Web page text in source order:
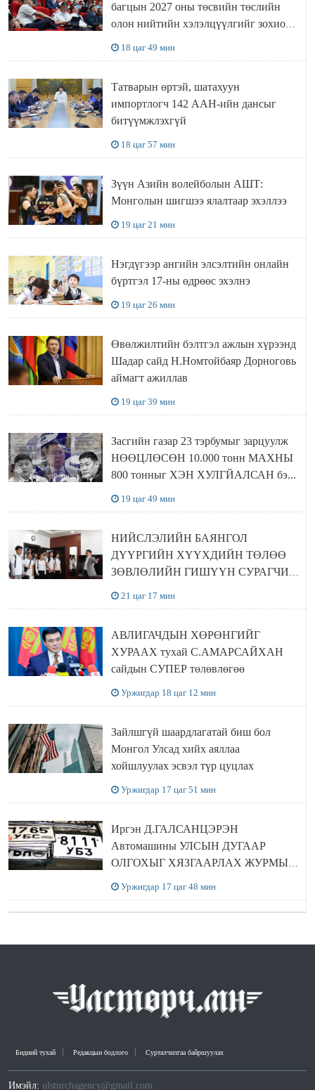
багцын 2027 оны төсвийн төслийн
олон нийтийн хэлэлцүүлгийг зохион
18 цаг 49 мин
Татварын өртэй, шатахуун
импортлогч 142 ААН-ийн дансыг
битүүмжлэхгүй
18 цаг 57 мин
Зүүн Азийн волейболын АШТ:
Монголын шигшээ ялалтаар эхэллээ
19 цаг 21 мин
Нэгдүгээр ангийн элсэлтийн онлайн
бүртгэл 17-ны өдрөөс эхэлнэ
19 цаг 26 мин
Өвөлжилтийн бэлтгэл ажлын хүрээнд
Шадар сайд Н.Номтойбаяр Дорноговь
аймагт ажиллав
19 цаг 39 мин
Засгийн газар 23 тэрбумыг зарцуулж
НӨӨЦЛӨСӨН 10.000 тонн МАХНЫ
800 тонныг ХЭН ХУЛГЙАЛСАН бэ...
19 цаг 49 мин
НИЙСЛЭЛИЙН БАЯНГОЛ
ДҮҮРГИЙН ХҮҮХДИЙН ТӨЛӨӨ
ЗӨВЛӨЛИЙН ГИШҮҮН СУРАГЧИД
21 цаг 17 мин
АВЛИГАЧДЫН ХӨРӨНГИЙГ
ХУРААХ тухай С.АМАРСАЙХАН
сайдын СУПЕР төлөвлөгөө
Уржигдар 18 цаг 12 мин
Зайлшгүй шаардлагатай биш бол
Монгол Улсад хийх аяллаа
хойшлуулах эсвэл түр цуцлах
Уржигдар 17 цаг 51 мин
Иргэн Д.ГАЛСАНЦЭРЭН
Автомашины УЛСЫН ДУГААР
ОЛГОХЫГ ХЯЗГААРЛАХ ЖУРМЫГ
Уржигдар 17 цаг 48 мин
Бидний тухай Редакцын бодлого Сурталчилгаа байршуулах
Имэйл: ulsturchagency@gmail.com